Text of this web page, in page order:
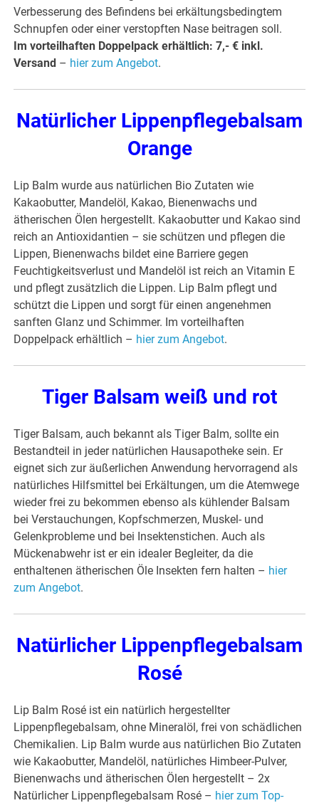
Verbesserung des Befindens bei erkältungsbedingtem
Schnupfen oder einer verstopften Nase beitragen soll.
Im vorteilhaften Doppelpack erhältlich: 7,- € inkl.
Versand – hier zum Angebot.
Natürlicher Lippenpflegebalsam
Orange
Lip Balm wurde aus natürlichen Bio Zutaten wie
Kakaobutter, Mandelöl, Kakao, Bienenwachs und
ätherischen Ölen hergestellt. Kakaobutter und Kakao sind
reich an Antioxidantien – sie schützen und pflegen die
Lippen, Bienenwachs bildet eine Barriere gegen
Feuchtigkeitsverlust und Mandelöl ist reich an Vitamin E
und pflegt zusätzlich die Lippen. Lip Balm pflegt und
schützt die Lippen und sorgt für einen angenehmen
sanften Glanz und Schimmer. Im vorteilhaften
Doppelpack erhältlich – hier zum Angebot.
Tiger Balsam weiß und rot
Tiger Balsam, auch bekannt als Tiger Balm, sollte ein
Bestandteil in jeder natürlichen Hausapotheke sein. Er
eignet sich zur äußerlichen Anwendung hervorragend als
natürliches Hilfsmittel bei Erkältungen, um die Atemwege
wieder frei zu bekommen ebenso als kühlender Balsam
bei Verstauchungen, Kopfschmerzen, Muskel- und
Gelenkprobleme und bei Insektenstichen. Auch als
Mückenabwehr ist er ein idealer Begleiter, da die
enthaltenen ätherischen Öle Insekten fern halten – hier
zum Angebot.
Natürlicher Lippenpflegebalsam
Rosé
Lip Balm Rosé ist ein natürlich hergestellter
Lippenpflegebalsam, ohne Mineralöl, frei von schädlichen
Chemikalien. Lip Balm wurde aus natürlichen Bio Zutaten
wie Kakaobutter, Mandelöl, natürliches Himbeer-Pulver,
Bienenwachs und ätherischen Ölen hergestellt – 2x
Natürlicher Lippenpflegebalsam Rosé – hier zum Top-